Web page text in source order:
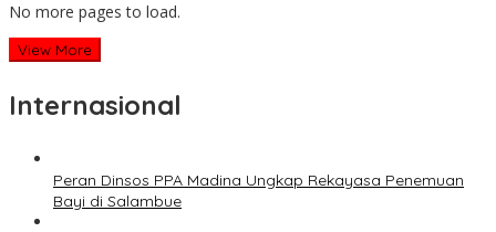
No more pages to load.
View More
Internasional
Peran Dinsos PPA Madina Ungkap Rekayasa Penemuan
Bayi di Salambue